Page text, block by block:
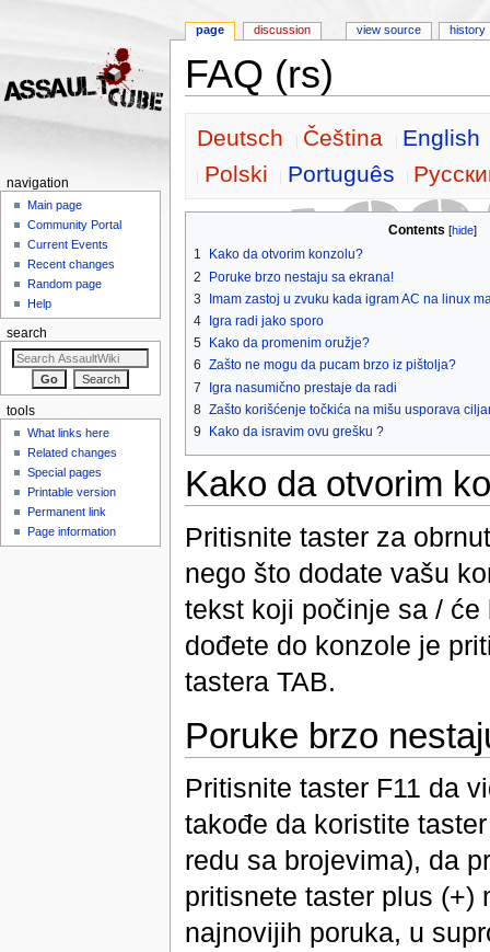
FAQ (rs)
Deutsch Čeština
English
Polski
Português
Contents [hide]
1
Kako da otvorim konzolu?
2
Poruke brzo nestaju sa ekrana!
3
Imam zastoj u zvuku kada igram AC na linux
4
Igra radi jako sporo
5
Kako da promenim oružje?
6 Zašto ne mogu da pucam brzo iz pištolja?
7
Igra nasumično prestaje da radi
8 Zašto korišćenje točkića na mišu usporava
9
Kako da isravim ovu grešku ?
Kako da otvorim
Pritisnite taster za
nego što dodate vašu
tekst koji počinje sa /
dođete do konzole je
tastera TAB.
Poruke brzo
Pritisnite taster F11 da
takođe da koristite
redu sa brojevima), da
pritisnete taster plus (+)
najnovijih poruka, u
page discussion view source history
navigation
Main page
Community Portal
Current Events
Recent changes
Random page
Help
search
tools
What links here
Related changes
Special pages
Printable version
Permanent link
Page information